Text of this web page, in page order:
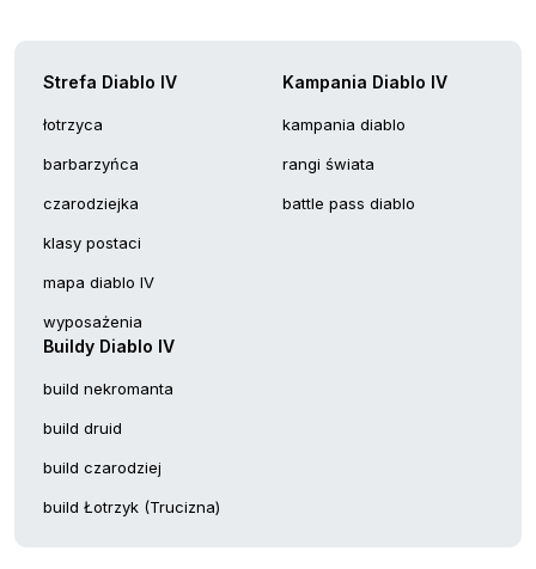
Strefa Diablo IV
łotrzyca
barbarzyńca
czarodziejka
klasy postaci
mapa diablo IV
wyposażenia
Kampania Diablo IV
kampania diablo
rangi świata
battle pass diablo
Buildy Diablo IV
build nekromanta
build druid
build czarodziej
build Łotrzyk (Trucizna)